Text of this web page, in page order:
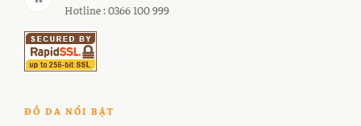
Hotline : 0366 100 999
ĐỒ DA NỔI BẬT